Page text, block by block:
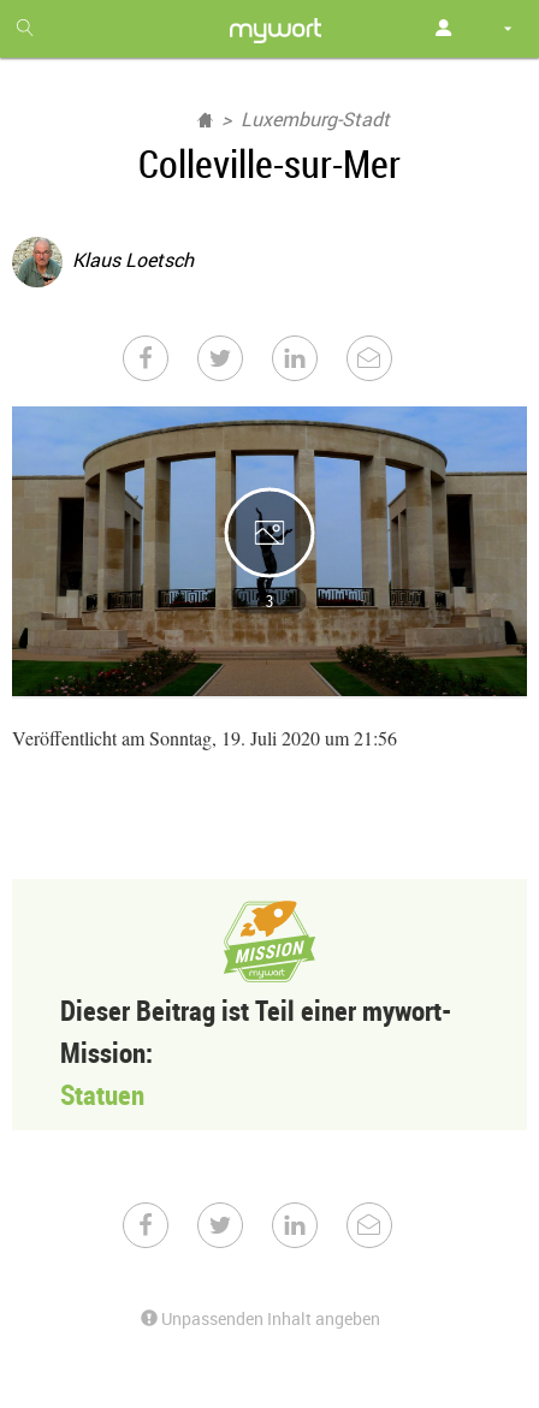
month
free
Luxemburg-Stadt
Colleville-sur-Mer
Klaus Loetsch
3
Veröffentlicht am Sonntag, 19. Juli 2020 um 21:56
Dieser Beitrag ist Teil einer mywort-
Mission:
Statuen
Unpassenden Inhalt angeben